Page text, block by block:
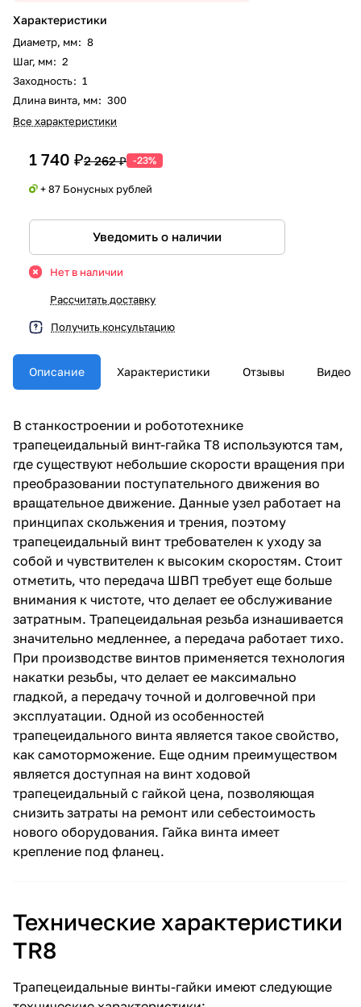
Характеристики
Диаметр, мм: 8
Шаг, мм: 2
Заходность: 1
Длина винта, мм: 300
Все характеристики
1 740 ₽2 262 ₽ -23%
+ 87 Бонусных рублей
Уведомить о наличии
Нет в наличии
Рассчитать доставку
Получить консультацию
Описание Характеристики Отзывы Видео
В станкостроении и робототехнике
трапецеидальный винт-гайка Т8 используются там,
где существуют небольшие скорости вращения при
преобразовании поступательного движения во
вращательное движение. Данные узел работает на
принципах скольжения и трения, поэтому
трапецеидальный винт требователен к уходу за
собой и чувствителен к высоким скоростям. Стоит
отметить, что передача ШВП требует еще больше
внимания к чистоте, что делает ее обслуживание
затратным. Трапецеидальная резьба изнашивается
значительно медленнее, а передача работает тихо.
При производстве винтов применяется технология
накатки резьбы, что делает ее максимально
гладкой, а передачу точной и долговечной при
эксплуатации. Одной из особенностей
трапецеидального винта является такое свойство,
как самоторможение. Еще одним преимуществом
является доступная на винт ходовой
трапецеидальный с гайкой цена, позволяющая
снизить затраты на ремонт или себестоимость
нового оборудования. Гайка винта имеет
крепление под фланец.
Технические характеристики
TR8
Трапецеидальные винты-гайки имеют следующие